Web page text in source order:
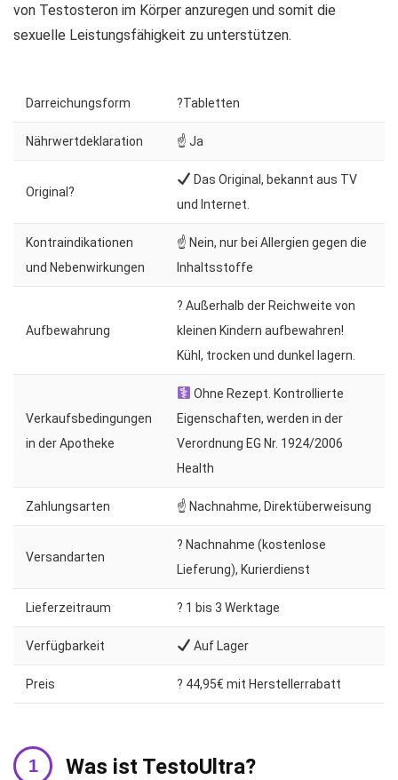
von Testosteron im Körper anzuregen und somit die
sexuelle Leistungsfähigkeit zu unterstützen.
Darreichungsform ?Tabletten
Nährwertdeklaration ☝ Ja
Original?
Das Original, bekannt aus TV
und Internet.
Kontraindikationen
und Nebenwirkungen
☝ Nein, nur bei Allergien gegen die
Inhaltsstoffe
Aufbewahrung
? Außerhalb der Reichweite von
kleinen Kindern aufbewahren!
Kühl, trocken und dunkel lagern.
Verkaufsbedingungen
in der Apotheke
Ohne Rezept. Kontrollierte
Eigenschaften, werden in der
Verordnung EG Nr. 1924/2006
Health
Zahlungsarten ☝ Nachnahme, Direktüberweisung
Versandarten
? Nachnahme (kostenlose
Lieferung), Kurierdienst
Lieferzeitraum ?️ 1 bis 3 Werktage
Verfügbarkeit Auf Lager
Preis ? 44,95€ mit Herstellerrabatt
Was ist TestoUltra?